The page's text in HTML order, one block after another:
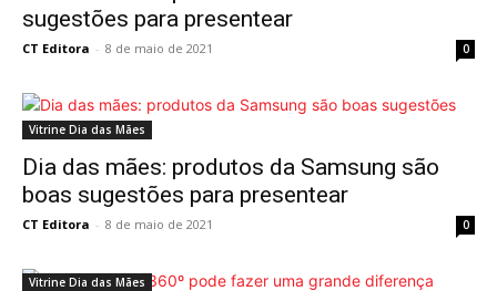
sugestões para presentear
CT Editora - 8 de maio de 2021 0
Vitrine Dia das Mães
Dia das mães: produtos da Samsung são
boas sugestões para presentear
CT Editora - 8 de maio de 2021 0
Vitrine Dia das Mães